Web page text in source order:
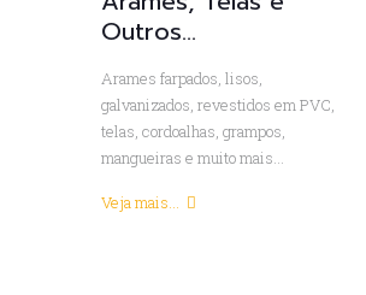
Outros...
Arames farpados, lisos,
galvanizados, revestidos em PVC,
telas, cordoalhas, grampos,
mangueiras e muito mais...
Veja mais...